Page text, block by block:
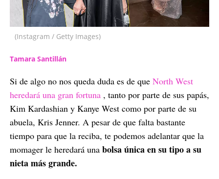
(Instagram / Getty Images)
Tamara Santillán
Si de algo no nos queda duda es de que North West
heredará una gran fortuna , tanto por parte de sus papás,
Kim Kardashian y Kanye West como por parte de su
abuela, Kris Jenner. A pesar de que falta bastante
tiempo para que la reciba, te podemos adelantar que la
momager le heredará una bolsa única en su tipo a su
nieta más grande.